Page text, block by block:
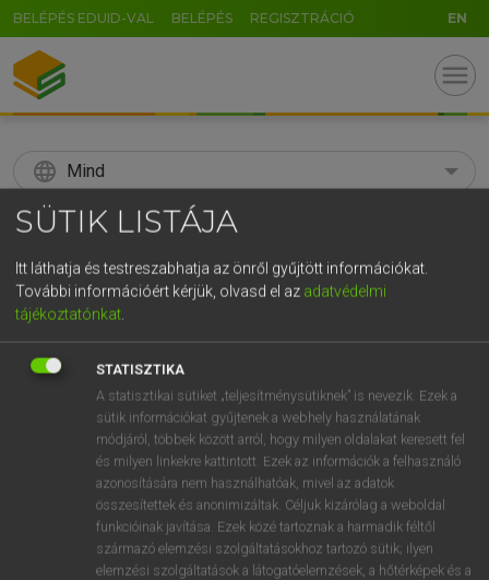
BELÉPÉS EDUID-VAL BELÉPÉS REGISZTRÁCIÓ EN
menu
language Mind
search
KERESÉS
Díjmentes angol szótár
fn savas eső
⚲ acid rainkeresése szótárainkban
SÜTIK LISTÁJA
Itt láthatja és testreszabhatja az önről gyűjtött információkat.
További információért kérjük, olvasd el az adatvédelmi
tájékoztatónkat
STATISZTIKA
A statisztikai sütiket „teljesítménysütiknek” is nevezik. Ezek a
sütik információkat gyűjtenek a webhely használatának
módjáról, többek között arról, hogy milyen oldalakat keresett fel
és milyen linkekre kattintott. Ezek az információk a felhasználó
azonosítására nem használhatóak, mivel az adatok
összesítettek és anonimizáltak. Céljuk kizárólag a weboldal
funkcióinak javítása. Ezek közé tartoznak a harmadik féltől
származó elemzési szolgáltatásokhoz tartozó sütik; ilyen
elemzési szolgáltatások a látogatóelemzések, a hőtérképek és a
GR
5 6 7 8 9 ö ü ó
r t z u i o p ő ú
k l ű
n m , . AltGr